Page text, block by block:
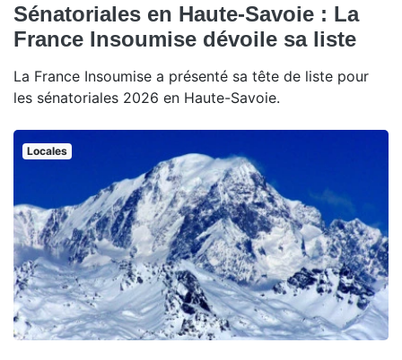
Sénatoriales en Haute-Savoie : La
France Insoumise dévoile sa liste
La France Insoumise a présenté sa tête de liste pour
les sénatoriales 2026 en Haute-Savoie.
Locales